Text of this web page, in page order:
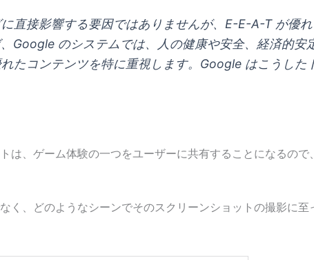
直接影響する要因ではありませんが、E-E-A-T が優
Google のシステムでは、人の健康や安全、経済的
たコンテンツを特に重視します。Google はこうし
は、ゲーム体験の一つをユーザーに共有することになるの
く、どのようなシーンでそのスクリーンショットの撮影に